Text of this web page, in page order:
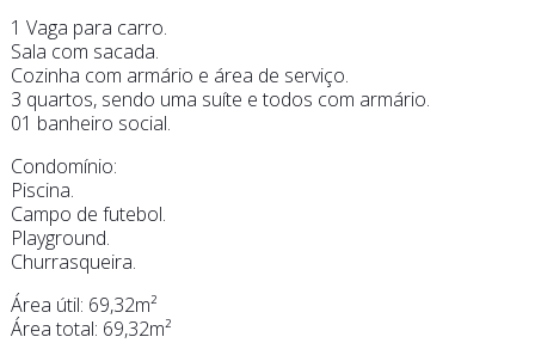
1 Vaga para carro.
Sala com sacada.
Cozinha com armário e área de serviço.
3 quartos, sendo uma suíte e todos com armário.
01 banheiro social.
Condomínio:
Piscina.
Campo de futebol.
Playground.
Churrasqueira.
Área útil: 69,32m²
Área total: 69,32m²